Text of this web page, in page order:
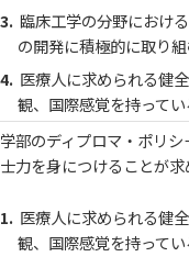
臨床工学の分野におけ
の開発に積極的に取り組
医療人に求められる健
観、国際感覚を持ってい
学部のディプロマ・ポリ
士力を身につけることが求
医療人に求められる健
観、国際感覚を持ってい